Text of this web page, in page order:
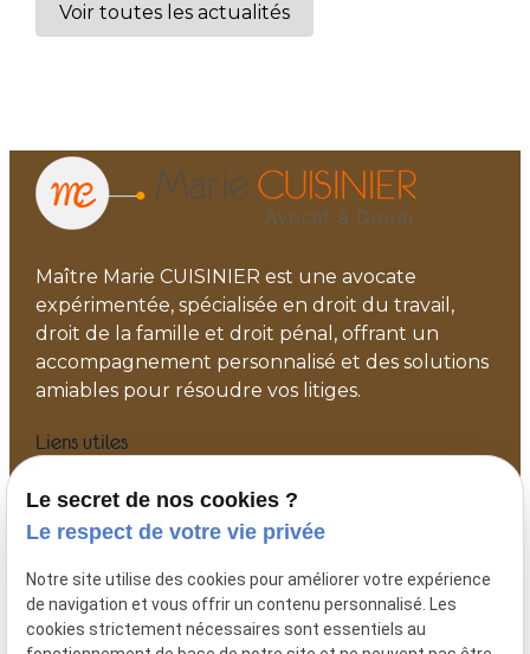
Voir toutes les actualités
Maître Marie CUISINIER est une avocate
expérimentée, spécialisée en droit du travail,
droit de la famille et droit pénal, offrant un
accompagnement personnalisé et des solutions
amiables pour résoudre vos litiges.
Liens utiles
Accueil
Votre avocat
Contact
Plan du site
Le secret de nos cookies ?
Le respect de votre vie privée
Notre site utilise des cookies pour améliorer votre expérience
de navigation et vous offrir un contenu personnalisé. Les
cookies strictement nécessaires sont essentiels au